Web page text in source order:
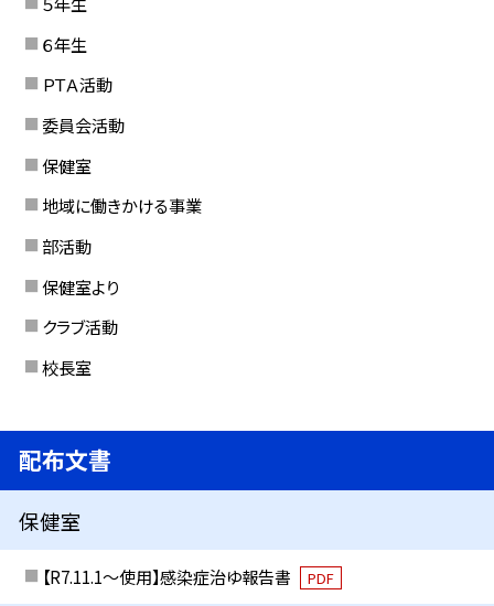
６年生
ＰＴＡ活動
委員会活動
保健室
地域に働きかける事業
部活動
保健室より
クラブ活動
校長室
配布文書
保健室
【R7.11.1～使用】感染症治ゆ報告書 PDF